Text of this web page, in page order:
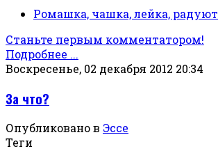
Ромашка, чашка, лейка, радуют
Станьте первым комментатором!
Подробнее ...
Воскресенье, 02 декабря 2012 20:34
За что?
Опубликовано в Эссе
Теги